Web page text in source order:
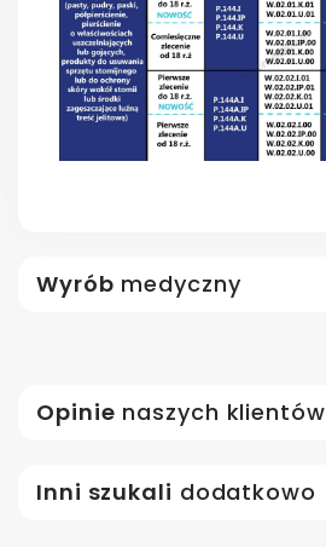
Wyrób medyczny
Opinie naszych klientów
Inni szukali dodatkowo